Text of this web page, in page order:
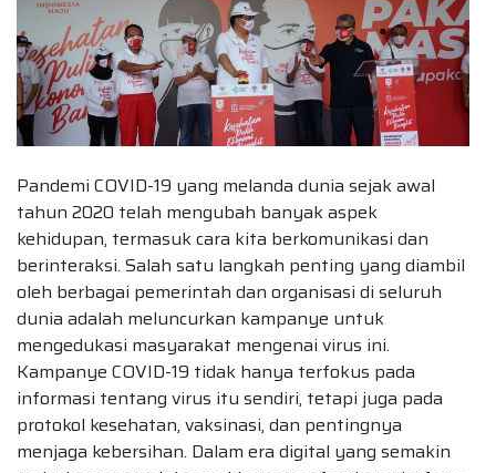
Pandemi COVID-19 yang melanda dunia sejak awal
tahun 2020 telah mengubah banyak aspek
kehidupan, termasuk cara kita berkomunikasi dan
berinteraksi. Salah satu langkah penting yang diambil
oleh berbagai pemerintah dan organisasi di seluruh
dunia adalah meluncurkan kampanye untuk
mengedukasi masyarakat mengenai virus ini.
Kampanye COVID-19 tidak hanya terfokus pada
informasi tentang virus itu sendiri, tetapi juga pada
protokol kesehatan, vaksinasi, dan pentingnya
menjaga kebersihan. Dalam era digital yang semakin